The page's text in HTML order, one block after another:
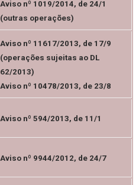
Aviso nº 1019/2014, de 24/1
(outras operações)
Aviso nº 11617/2013, de 17/9
(operações sujeitas ao DL
62/2013)
Aviso nº 10478/2013, de 23/8
Aviso nº 594/2013, de 11/1
Aviso nº 9944/2012, de 24/7